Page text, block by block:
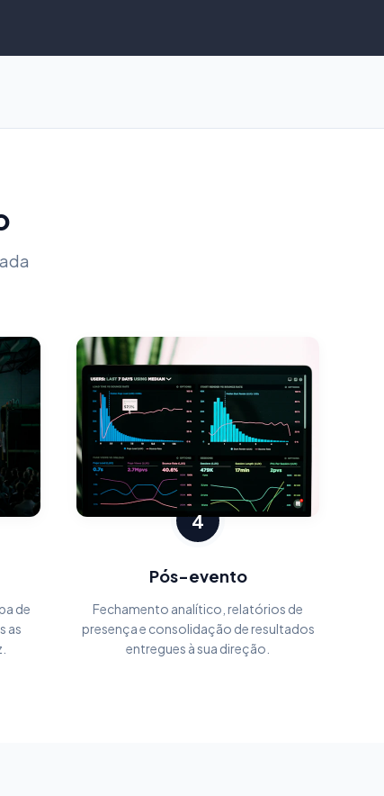
de
as
4
Pós-evento
Fechamento analítico, relatórios de
presença e consolidação de resultados
entregues à sua direção.